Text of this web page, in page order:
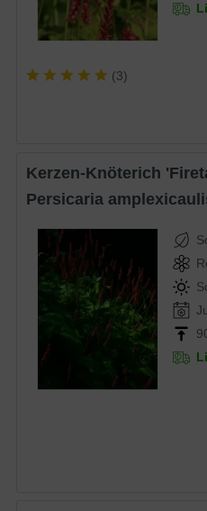
(3)
Kerzen-Knöterich
Persicaria